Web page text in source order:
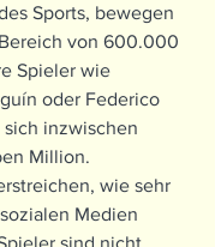
Sports, bewegen
von 600.000
Spieler wie
oder Federico
sich inzwischen
Million.
wie sehr
Medien
sind nicht